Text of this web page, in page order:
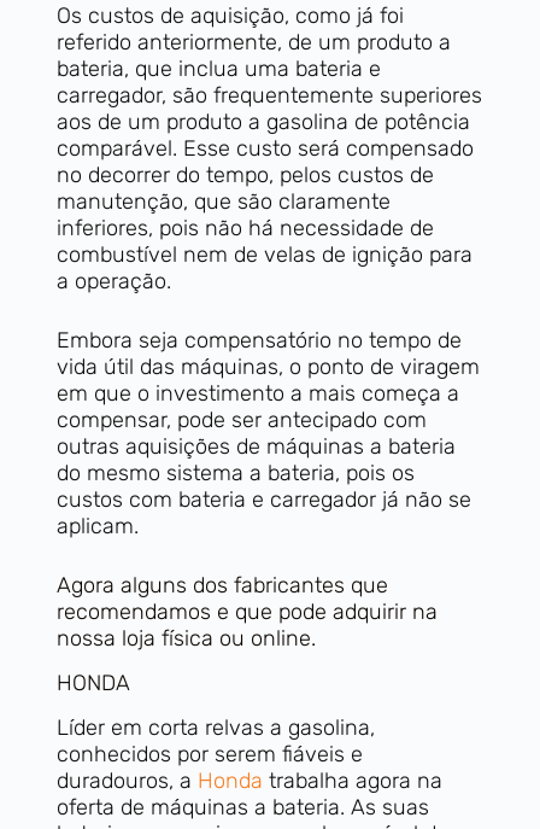
Os custos de aquisição, como já foi
referido anteriormente, de um produto a
bateria, que inclua uma bateria e
carregador, são frequentemente superiores
aos de um produto a gasolina de potência
comparável. Esse custo será compensado
no decorrer do tempo, pelos custos de
manutenção, que são claramente
inferiores, pois não há necessidade de
combustível nem de velas de ignição para
a operação.
Embora seja compensatório no tempo de
vida útil das máquinas, o ponto de viragem
em que o investimento a mais começa a
compensar, pode ser antecipado com
outras aquisições de máquinas a bateria
do mesmo sistema a bateria, pois os
custos com bateria e carregador já não se
aplicam.
Agora alguns dos fabricantes que
recomendamos e que pode adquirir na
nossa loja física ou online.
HONDA
Líder em corta relvas a gasolina,
conhecidos por serem fiáveis e
duradouros, a Honda trabalha agora na
oferta de máquinas a bateria. As suas